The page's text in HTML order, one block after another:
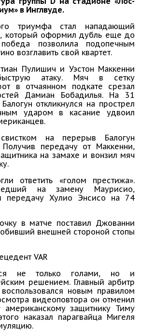
в Инглвуде.
триумфа стал нападающий
который оформил дубль еще до
позволила подопечным
возглавить свой квартет.
Пулишич и Уэстон Маккенни
быструю атаку. Мяч в сетку
в отчаянном подкате срезал
Дамиан Бобадилья. На 31
откликнулся на прострел
ударом в касание удвоил
на перерыв Балогун
передачу от Маккенни,
на замахе и вонзил мяч
ответить «голом престижа».
на замену Маурисио,
передачу Хулио Энсисо на 74
в матче поставил Джованни
внешней стороной стопы
VAR
не только голами, но и
решением. Главный арбитр
новым правилом
видеоповтора он отменил
американскому защитнику Тиму
наказал парагвайца Мигеля